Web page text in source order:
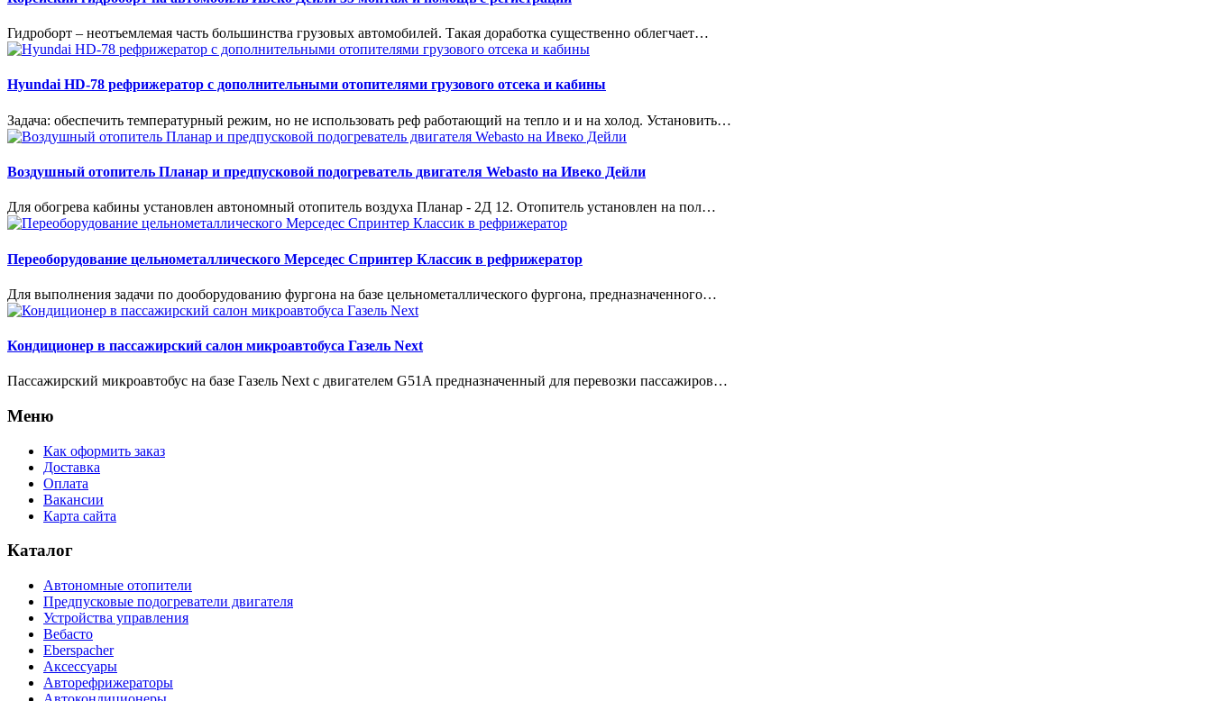
Гидроборт – неотъемлемая часть большинства грузовых автомобилей. Такая доработка существенно облегчает…
Hyundai HD-78 рефрижератор с дополнительными отопителями грузового отсека и кабины
Задача: обеспечить температурный режим, но не использовать реф работающий на тепло и и на холод. Установить…
Воздушный отопитель Планар и предпусковой подогреватель двигателя Webasto на Ивеко Дейли
Для обогрева кабины установлен автономный отопитель воздуха Планар - 2Д 12. Отопитель установлен на пол…
Переоборудование цельнометаллического Мерседес Спринтер Классик в рефрижератор
Для выполнения задачи по дооборудованию фургона на базе цельнометаллического фургона, предназначенного…
Кондиционер в пассажирский салон микроавтобуса Газель Next
Пассажирский микроавтобус на базе Газель Next с двигателем G51A предназначенный для перевозки пассажиров…
Меню
Как оформить заказ
Доставка
Оплата
Вакансии
Карта сайта
Каталог
Автономные отопители
Предпусковые подогреватели двигателя
Устройства управления
Вебасто
Eberspacher
Аксессуары
Авторефрижераторы